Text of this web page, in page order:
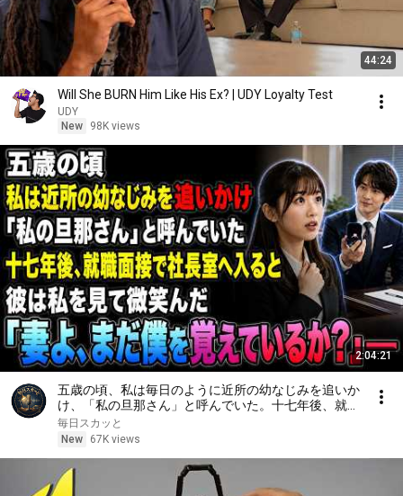
44:24
Will She BURN Him Like His Ex? | UDY Loyalty Test
UDY
New
98K views
2:04:21
五歳の頃、私は毎日のように近所の幼なじみを追いか
け、「私の旦那さん」と呼んでいた。十七年後、就職
面接で社長室へ入ると、彼は私を見て微笑んだ。「妻
よ、まだ僕を覚えているか？」――
毎日スカッと
New
67K views